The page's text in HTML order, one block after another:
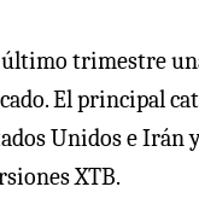
trimestre
El principal
Unidos e
XTB.